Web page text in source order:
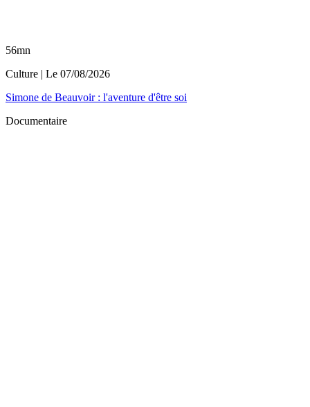
56mn
Culture | Le 07/08/2026
Simone de Beauvoir : l'aventure d'être soi
Documentaire